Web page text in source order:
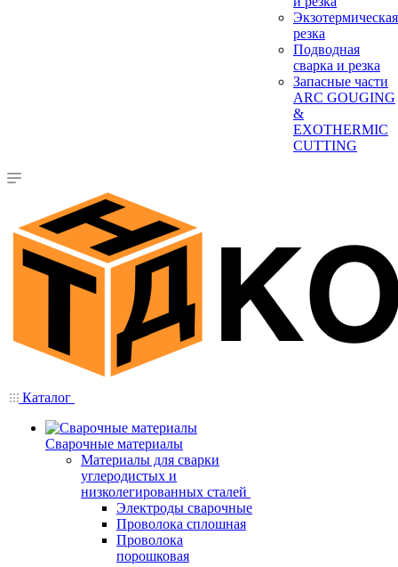
Экзотермическая
резка
Подводная
сварка и резка
Запасные части
ARC GOUGING
&
EXOTHERMIC
CUTTING
Каталог
Сварочные материалы
Материалы для сварки
углеродистых и
низколегированных сталей
Электроды сварочные
Проволока сплошная
Проволока
порошковая